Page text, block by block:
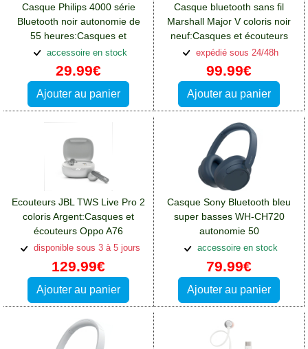
Casque Philips 4000 série
Bluetooth noir autonomie de
55 heures:Casques et
écouteurs Oppo A76
accessoire en stock
29.99€
Ajouter au panier
Casque bluetooth sans fil
Marshall Major V coloris noir
neuf:Casques et écouteurs
Oppo A76
expédié sous 24/48h
99.99€
Ajouter au panier
Ecouteurs JBL TWS Live Pro 2
coloris Argent:Casques et
écouteurs Oppo A76
disponible sous 3 à 5 jours
129.99€
Ajouter au panier
Casque Sony Bluetooth bleu
super basses WH-CH720
autonomie 50
heures:Casques et écouteurs
Oppo A76
accessoire en stock
79.99€
Ajouter au panier